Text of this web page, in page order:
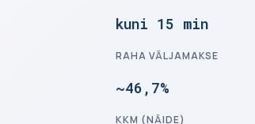
kuni 15 min
RAHA VÄLJAMAKSE
~46,7%
KKM (NÄIDE)